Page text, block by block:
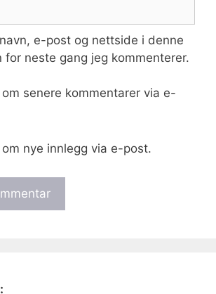
e-post og nettside i denne
for neste gang jeg kommenterer.
senere kommentarer via e-
nye innlegg via e-post.